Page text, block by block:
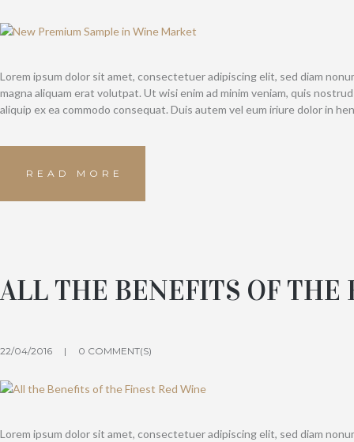
Lorem ipsum dolor sit amet, consectetuer adipiscing elit, sed diam
magna aliquam erat volutpat. Ut wisi enim ad minim veniam, quis
aliquip ex ea commodo consequat. Duis autem vel eum iriure dolor in
READ MORE
ALL THE BENEFITS OF THE
22/04/2016 0 COMMENT(S)
Lorem ipsum dolor sit amet, consectetuer adipiscing elit, sed diam